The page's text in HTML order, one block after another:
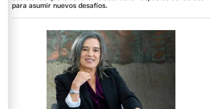
para asumir nuevos desafíos.